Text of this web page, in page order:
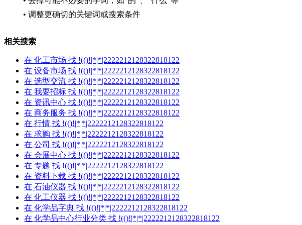
• 调整更确切的关键词或搜索条件
相关搜索
在 化工市场 找 !(()!|*|*|2222212128322818122
在 设备市场 找 !(()!|*|*|2222212128322818122
在 选型交流 找 !(()!|*|*|2222212128322818122
在 我要招标 找 !(()!|*|*|2222212128322818122
在 资讯中心 找 !(()!|*|*|2222212128322818122
在 商务服务 找 !(()!|*|*|2222212128322818122
在 行情 找 !(()!|*|*|2222212128322818122
在 求购 找 !(()!|*|*|2222212128322818122
在 公司 找 !(()!|*|*|2222212128322818122
在 会展中心 找 !(()!|*|*|2222212128322818122
在 专题 找 !(()!|*|*|2222212128322818122
在 资料下载 找 !(()!|*|*|2222212128322818122
在 石油仪器 找 !(()!|*|*|2222212128322818122
在 化工仪器 找 !(()!|*|*|2222212128322818122
在 化学品字典 找 !(()!|*|*|2222212128322818122
在 化学品中心行业分类 找 !(()!|*|*|2222212128322818122